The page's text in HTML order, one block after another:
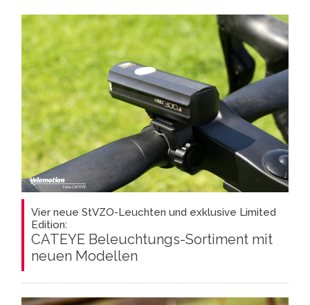
Vier neue StVZO-Leuchten und exklusive Limited
Edition:
CATEYE Beleuchtungs-Sortiment mit
neuen Modellen